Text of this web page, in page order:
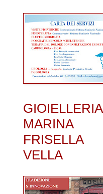
GIOIELLERIA
MARINA
FRISELLA
VELLA